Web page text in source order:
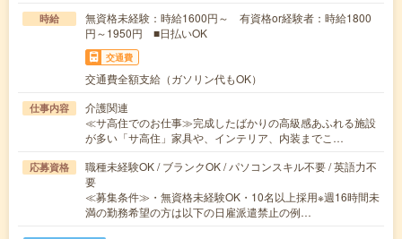
時給
無資格未経験：時給1600円～ 有資格or経験者：時給1800
円～1950円 ■日払いOK
交通費
交通費全額支給（ガソリン代もOK）
仕事内容
介護関連
≪サ高住でのお仕事≫完成したばかりの高級感あふれる施設
が多い「サ高住」家具や、インテリア、内装までこ…
応募資格
職種未経験OK / ブランクOK / パソコンスキル不要 / 英語力不
要
≪募集条件≫・無資格未経験OK・10名以上採用※週16時間未
満の勤務希望の方は以下の日雇派遣禁止の例…